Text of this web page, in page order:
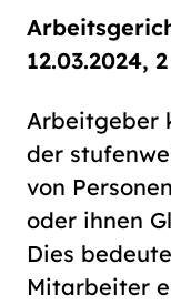
12.03.2024,
Arbeitgeber
der
von
oder ihnen
Dies
Mitarbeiter